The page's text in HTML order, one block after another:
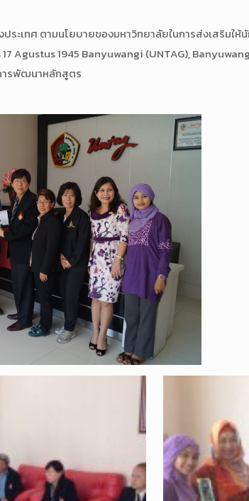
ะเทศ ตามนโยบายของมหาวิทยาลัยในการส่งเสริมใ
Agustus 1945 Banyuwangi (UNTAG),
ารพัฒนาหลักสูตร